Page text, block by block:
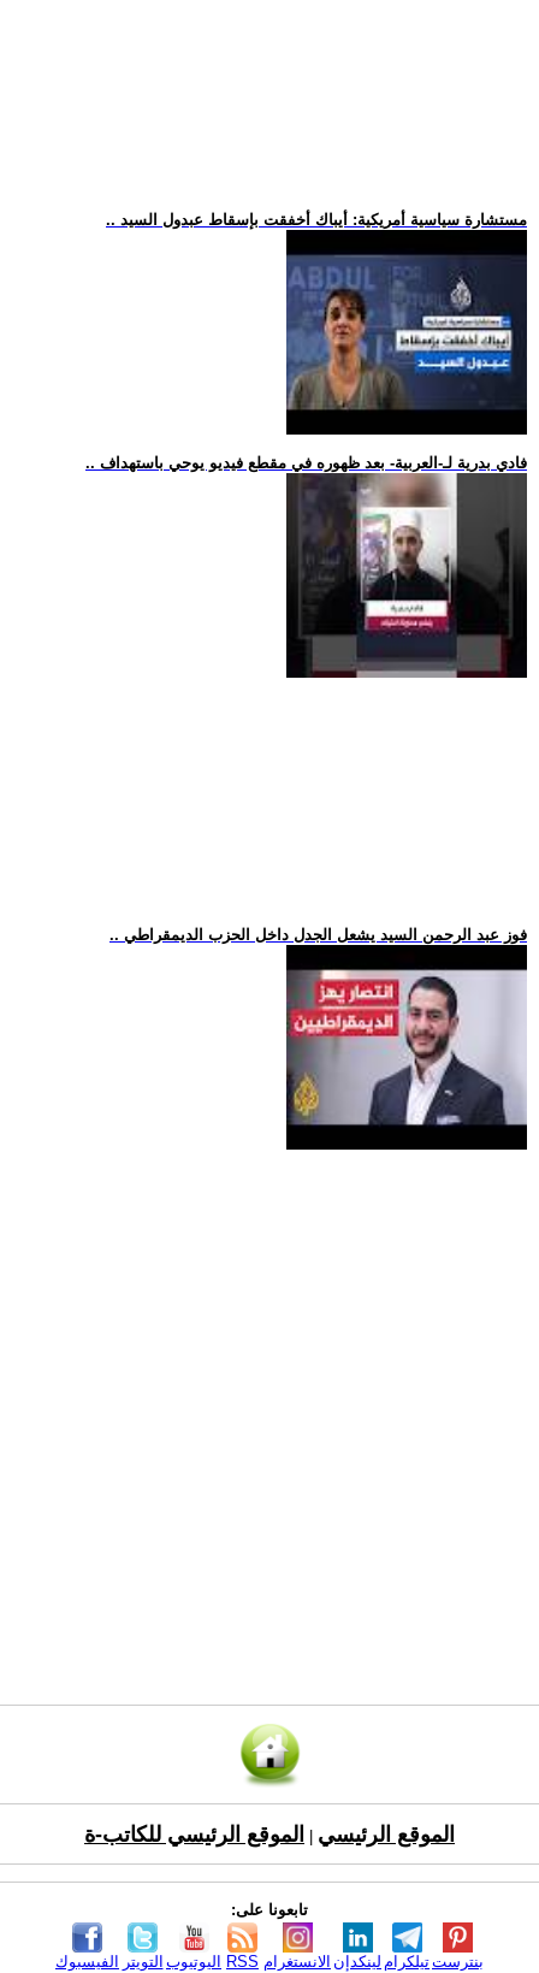
.. مستشارة سياسية أمريكية: أيباك أخفقت بإسقاط عبدول السيد
.. فادي بدرية لـ-العربية- بعد ظهوره في مقطع فيديو يوحي باستهداف
.. فوز عبد الرحمن السيد يشعل الجدل داخل الحزب الديمقراطي
الموقع الرئيسي الموقع الرئيسي للكاتب-ة
تابعونا على:
الفيسبوك التويتر اليوتيوب RSS الانستغرام لينكدإن تيلكرامبنترست